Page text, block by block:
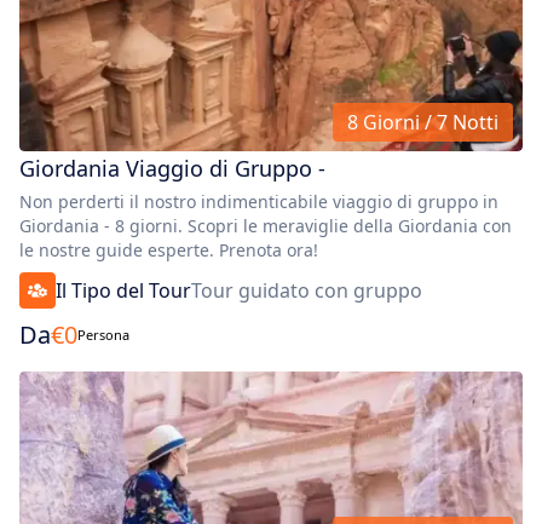
8 Giorni / 7 Notti
Giordania Viaggio di Gruppo -
Non perderti il nostro indimenticabile viaggio di gruppo in
Giordania - 8 giorni. Scopri le meraviglie della Giordania con
le nostre guide esperte. Prenota ora!
Il Tipo del TourTour guidato con gruppo
Da€0Persona